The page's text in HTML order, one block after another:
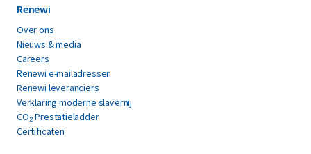
Renewi
Over ons
Nieuws & media
Careers
Renewi e-mailadressen
Renewi leveranciers
Verklaring moderne slavernij
CO₂ Prestatieladder
Certificaten